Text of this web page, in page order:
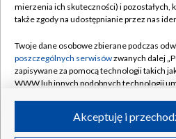
Naziemna Telewizja Cyfrowa
Rada Programowa
System NOS
Informacje o nadawcy
Program dla prasy
Pomoc
mierzenia ich skuteczności) i pozostałych,
także zgody na udostępnianie przez nas
Twoje dane osobowe zbierane podczas
poszczególnych serwisówzwanych dalej
zapisywane za pomocą technologii takich
WWW lub innych podobnych technologii
ruchu w Internecie.Akceptuję i